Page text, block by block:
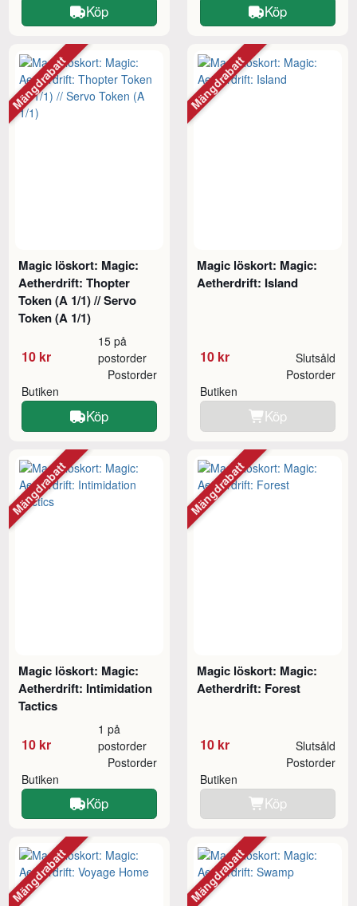
Köp Köp
Magic löskort: Magic:
Aetherdrift: Thopter
Token (A 1/1) // Servo
Token (A 1/1)
10 kr
15 på
postorder
Butiken
Postorder
Köp
Mängdrabatt
Magic löskort: Magic:
Aetherdrift: Island
10 kr Slutsåld
Butiken
Postorder
Köp
Mängdrabatt
Magic löskort: Magic:
Aetherdrift: Intimidation
Tactics
10 kr
1 på
postorder
Butiken
Postorder
Köp
Mängdrabatt
Magic löskort: Magic:
Aetherdrift: Forest
10 kr Slutsåld
Butiken
Postorder
Köp
Mängdrabatt
Mängdrabatt Mängdrabatt